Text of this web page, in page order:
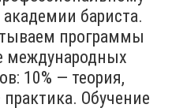
бариста.
программы
международных
10% — теория,
Обучение